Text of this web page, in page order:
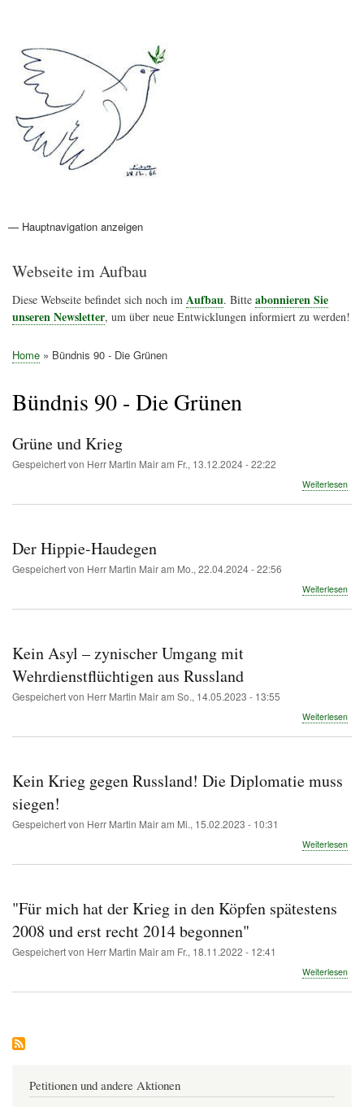
Hauptnavigation
— Hauptnavigation anzeigen
Aktionen
Friedensbewegung
Friedensprojekte
Home
Konflikte
Links
Narichtenlinks
News
Politik
Termine
Texte
Kunst
Friedensexperten
Friedensforschung
Friedensinitiativen
Friedensnachrichten
Webseite im Aufbau
Diese Webseite befindet sich noch im Aufbau. Bitte abonnieren Sie
unseren Newsletter, um über neue Entwicklungen informiert zu werden!
Home Bündnis 90 - Die Grünen
Bündnis 90 - Die Grünen
Grüne und Krieg
Gespeichert von Herr Martin Mairam Fr., 13.12.2024 - 22:22
Weiterlesen
Der Hippie-Haudegen
Gespeichert von Herr Martin Mairam Mo., 22.04.2024 - 22:56
Weiterlesen
Kein Asyl – zynischer Umgang mit
Wehrdienstflüchtigen aus Russland
Gespeichert von Herr Martin Mairam So., 14.05.2023 - 13:55
Weiterlesen
Kein Krieg gegen Russland! Die Diplomatie muss
siegen!
Gespeichert von Herr Martin Mairam Mi., 15.02.2023 - 10:31
Weiterlesen
"Für mich hat der Krieg in den Köpfen spätestens
2008 und erst recht 2014 begonnen"
Gespeichert von Herr Martin Mairam Fr., 18.11.2022 - 12:41
Weiterlesen
Petitionen und andere Aktionen